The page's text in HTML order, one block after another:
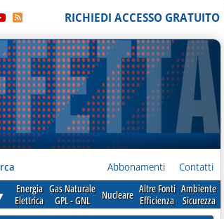
RICHIEDI ACCESSO GRATUITO
Abbonamenti Contatti
Energia
Elettrica
Gas Naturale
GPL - GNL
Nucleare Altre Fonti
Efficienza
Ambiente
Sicurezza